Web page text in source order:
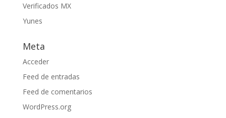
Verificados MX
Yunes
Meta
Acceder
Feed de entradas
Feed de comentarios
WordPress.org